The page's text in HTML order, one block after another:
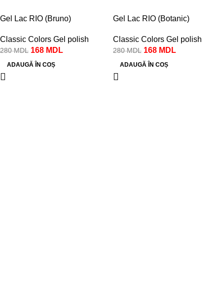
Gel Lac RIO (Bruno)
Classic Colors Gel polish
280MDL 168 MDL
ADAUGĂ ÎN COȘ
Gel Lac RIO (Botanic)
Classic Colors Gel polish
280MDL 168 MDL
ADAUGĂ ÎN COȘ